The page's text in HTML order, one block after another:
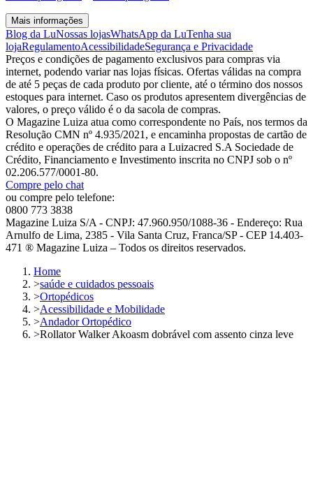
Mais informações
Blog da LuNossas lojasWhatsApp da LuTenha sua
lojaRegulamentoAcessibilidadeSegurança e Privacidade
Preços e condições de pagamento exclusivos para compras via
internet, podendo variar nas lojas físicas. Ofertas válidas na compra
de até 5 peças de cada produto por cliente, até o término dos nossos
estoques para internet. Caso os produtos apresentem divergências de
valores, o preço válido é o da sacola de compras.
O Magazine Luiza atua como correspondente no País, nos termos da
Resolução CMN nº 4.935/2021, e encaminha propostas de cartão de
crédito e operações de crédito para a Luizacred S.A Sociedade de
Crédito, Financiamento e Investimento inscrita no CNPJ sob o nº
02.206.577/0001-80.
Compre pelo chat
ou compre pelo telefone:
0800 773 3838
Magazine Luiza S/A - CNPJ: 47.960.950/1088-36 - Endereço: Rua
Arnulfo de Lima, 2385 - Vila Santa Cruz, Franca/SP - CEP 14.403-
471 ® Magazine Luiza – Todos os direitos reservados.
Home
>saúde e cuidados pessoais
>Ortopédicos
>Acessibilidade e Mobilidade
>Andador Ortopédico
>Rollator Walker Akoasm dobrável com assento cinza leve